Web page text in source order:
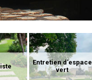
Entretien d'espace
vert